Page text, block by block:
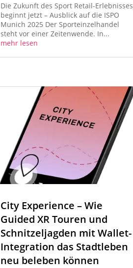
Die Zukunft des Sport Retail-Erlebnisses
beginnt jetzt – Ausblick auf die ISPO
Munich 2025 Der Sporteinzelhandel
steht vor einer Zeitenwende. In...
mehr lesen
City Experience – Wie
Guided XR Touren und
Schnitzeljagden mit Wallet-
Integration das Stadtleben
neu beleben können